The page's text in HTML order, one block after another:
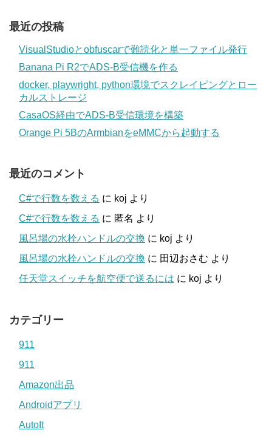
最近の投稿
VisualStudioとobfuscarで難読化と単一ファイル発行
Banana Pi R2でADS-B受信機を作る
docker, playwright, python環境でスクレイピングとロー
カルストレージ
CasaOS経由でADS-B受信環境を構築
Orange Pi 5BのArmbianをeMMCから起動する
最近のコメント
C#で行数を数える に koj より
C#で行数を数える に 匿名 より
風呂場の水栓ハンドルの交換 に koj より
風呂場の水栓ハンドルの交換 に 田辺おさむ より
任天堂スイッチを航空便で送るには に koj より
カテゴリー
911
911
Amazon出品
Androidアプリ
AutoIt